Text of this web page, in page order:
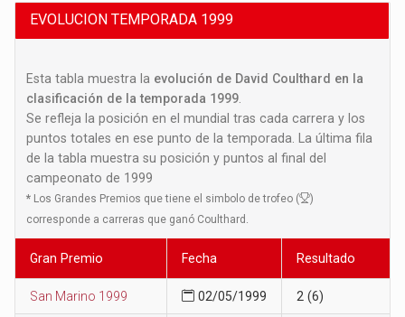
EVOLUCION TEMPORADA 1999
Esta tabla muestra la evolución de David Coulthard en la
clasificación de la temporada 1999
Se refleja la posición en el mundial tras cada carrera y los
puntos totales en ese punto de la temporada. La última fila
de la tabla muestra su posición y puntos al final del
campeonato de 1999
* Los Grandes Premios que tiene el simbolo de trofeo (
)
corresponde a carreras que ganó Coulthard.
Gran Premio Fecha Resultado
San Marino 1999 02/05/1999 2 (6)